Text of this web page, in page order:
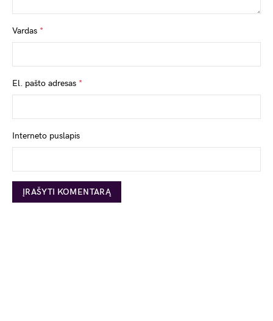
Vardas *
El. pašto adresas *
Interneto puslapis